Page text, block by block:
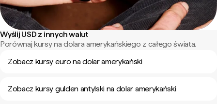
Wyślij USD z innych walut
Porównaj kursy na dolara amerykańskiego z całego świata.
Zobacz kursy euro na dolar amerykański
Zobacz kursy gulden antylski na dolar amerykański